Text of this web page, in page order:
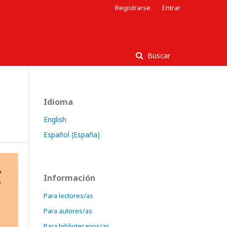
Buscar
Registrarse Entrar
Idioma
English
Español (España)
Información
Para lectores/as
Para autores/as